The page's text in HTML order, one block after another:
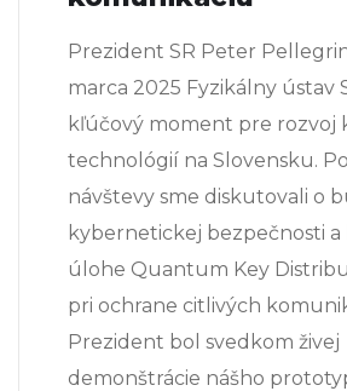
Prezident SR Peter
marca 2025 Fyzikálny ústav
kľúčový moment pre rozvoj
technológií na Slovensku.
návštevy sme diskutovali o
kybernetickej bezpečnosti a
úlohe Quantum Key
pri ochrane citlivých
Prezident bol svedkom živej
demonštrácie nášho